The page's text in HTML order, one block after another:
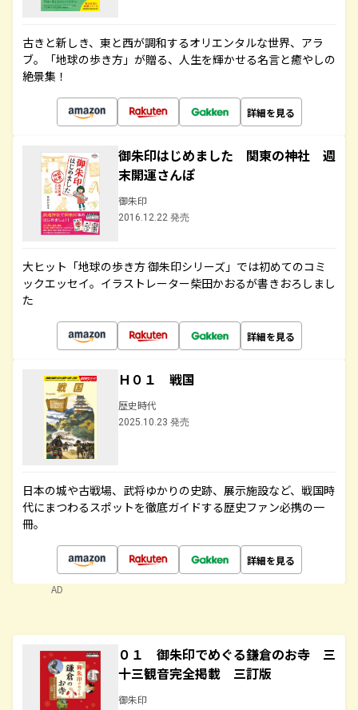
古きと新しき、東と西が調和するオリエンタルな世界、アラ
ブ。「地球の歩き方」が贈る、人生を輝かせる名言と癒やしの
絶景集！
詳細を見る
御朱印はじめました 関東の神社 週
末開運さんぽ
御朱印
2016.12.22 発売
大ヒット「地球の歩き方 御朱印シリーズ」では初めてのコミ
ックエッセイ。イラストレーター柴田かおるが書きおろしまし
た
詳細を見る
Ｈ０１ 戦国
歴史時代
2025.10.23 発売
日本の城や古戦場、武将ゆかりの史跡、展示施設など、戦国時
代にまつわるスポットを徹底ガイドする歴史ファン必携の一
冊。
詳細を見る
AD
０１ 御朱印でめぐる鎌倉のお寺 三
十三観音完全掲載 三訂版
御朱印